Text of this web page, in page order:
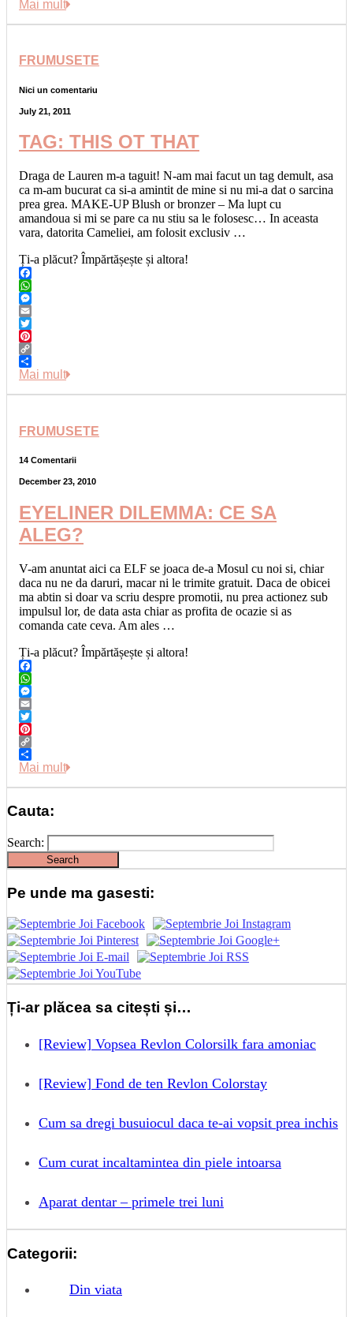
Link
Share
Mai mult
FRUMUSETE
Nici un comentariu
July 21, 2011
TAG: THIS OT THAT
Draga de Lauren m-a taguit! N-am mai facut un tag demult, asa
ca m-am bucurat ca si-a amintit de mine si nu mi-a dat o sarcina
prea grea. MAKE-UP Blush or bronzer – Ma lupt cu
amandoua si mi se pare ca nu stiu sa le folosesc… In aceasta
vara, datorita Cameliei, am folosit exclusiv …
Ți-a plăcut? Împărtășește și altora!
Facebook
WhatsApp
Messenger
Email
Twitter
Pinterest
Copy
Link
Share
Mai mult
FRUMUSETE
14 Comentarii
December 23, 2010
EYELINER DILEMMA: CE SA
ALEG?
V-am anuntat aici ca ELF se joaca de-a Mosul cu noi si, chiar
daca nu ne da daruri, macar ni le trimite gratuit. Daca de obicei
ma abtin si doar va scriu despre promotii, nu prea actionez sub
impulsul lor, de data asta chiar as profita de ocazie si as
comanda cate ceva. Am ales …
Ți-a plăcut? Împărtășește și altora!
Facebook
WhatsApp
Messenger
Email
Twitter
Pinterest
Copy
Link
Share
Mai mult
Cauta:
Search:
Pe unde ma gasesti:
Ți-ar plăcea sa citești și…
[Review] Vopsea Revlon Colorsilk fara amoniac
[Review] Fond de ten Revlon Colorstay
Cum sa dregi busuiocul daca te-ai vopsit prea inchis
Cum curat incaltamintea din piele intoarsa
Aparat dentar – primele trei luni
Categorii:
Din viata